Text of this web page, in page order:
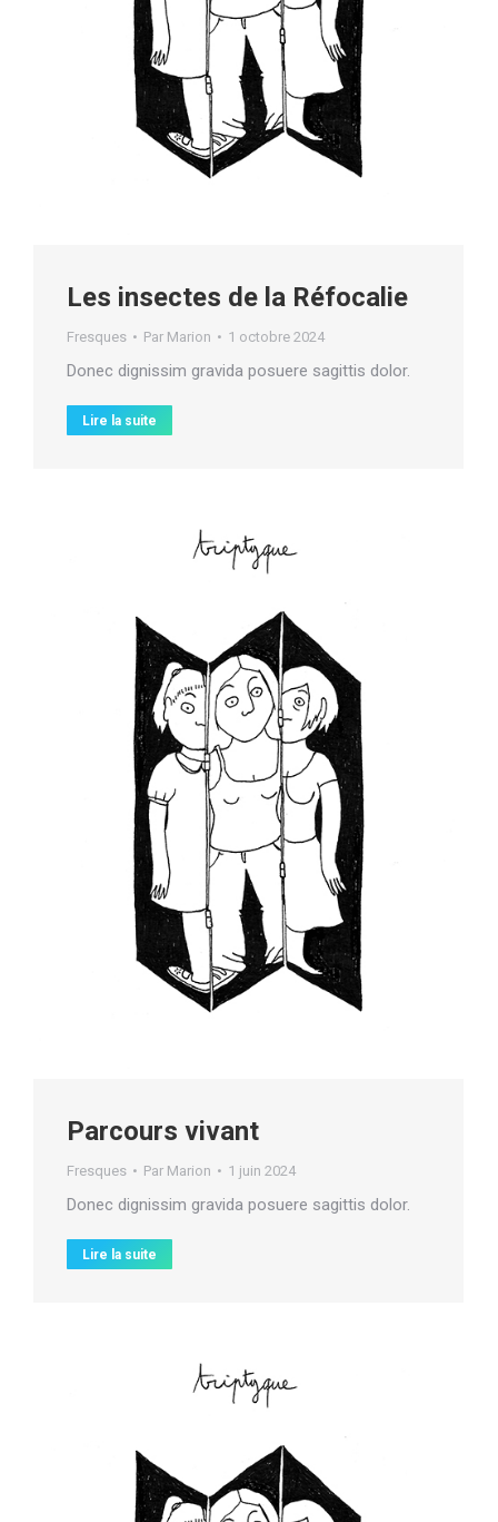
Les insectes de la Réfocalie
Fresques Par Marion 1 octobre 2024
Donec dignissim gravida posuere sagittis dolor.
Lire la suite
Parcours vivant
Fresques Par Marion 1 juin 2024
Donec dignissim gravida posuere sagittis dolor.
Lire la suite